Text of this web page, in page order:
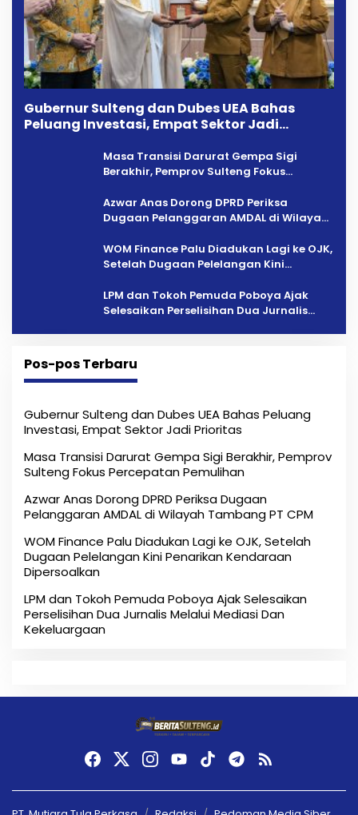
Gubernur Sulteng dan Dubes UEA Bahas
Peluang Investasi, Empat Sektor Jadi
Masa Transisi Darurat Gempa Sigi
Berakhir, Pemprov Sulteng Fokus
Azwar Anas Dorong DPRD Periksa
Dugaan Pelanggaran AMDAL di Wilayah
‎WOM Finance Palu Diadukan Lagi ke OJK,
Setelah Dugaan Pelelangan Kini
LPM dan Tokoh Pemuda Poboya Ajak
Selesaikan Perselisihan Dua Jurnalis
Pos-pos Terbaru
Gubernur Sulteng dan Dubes UEA Bahas Peluang
Investasi, Empat Sektor Jadi Prioritas
Masa Transisi Darurat Gempa Sigi Berakhir, Pemprov
Sulteng Fokus Percepatan Pemulihan
Azwar Anas Dorong DPRD Periksa Dugaan
Pelanggaran AMDAL di Wilayah Tambang PT CPM
‎WOM Finance Palu Diadukan Lagi ke OJK, Setelah
Dugaan Pelelangan Kini Penarikan Kendaraan
Dipersoalkan ‎
LPM dan Tokoh Pemuda Poboya Ajak Selesaikan
Perselisihan Dua Jurnalis Melalui Mediasi Dan
Kekeluargaan